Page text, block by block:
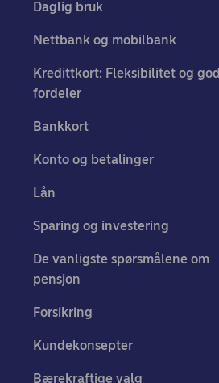
Daglig bruk
Nettbank og mobilbank
Kredittkort: Fleksibilitet og
fordeler
Bankkort
Konto og betalinger
Lån
Sparing og investering
De vanligste spørsmålene om
pensjon
Forsikring
Kundekonsepter
Bærekraftige valg